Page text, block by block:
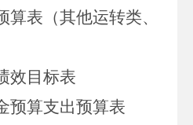
算表（其他运转类、
效目标表
预算支出预算表